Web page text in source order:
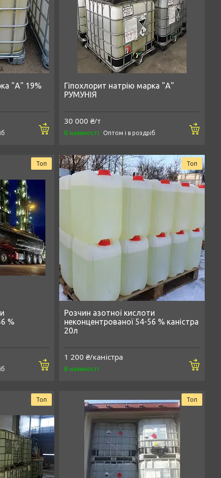
"А" 19%
Купити
Гіпохлорит натрію марка "А"
РУМУНІЯ
30 000 ₴/т
В наявності Оптом і в роздріб
Топ
%
Купити
Топ
Розчин азотної кислоти
неконцентрованої 54-56 % каністра
20л
1 200 ₴/каністра
В наявності
Топ Топ